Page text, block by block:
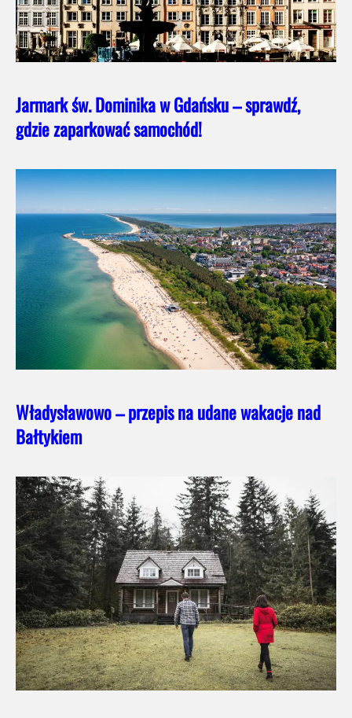
Jarmark św. Dominika w Gdańsku – sprawdź,
gdzie zaparkować samochód!
Władysławowo – przepis na udane wakacje nad
Bałtykiem